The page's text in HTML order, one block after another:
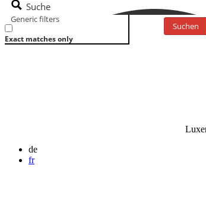
Suche
Generic filters
Exact matches only
Suchen
de
fr